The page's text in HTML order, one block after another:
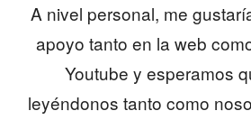
A nivel personal, me
apoyo tanto en la web
Youtube y esperamos
leyéndonos tanto como